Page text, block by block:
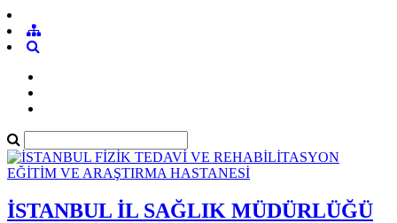
İSTANBUL İL SAĞLIK MÜDÜRLÜĞÜ